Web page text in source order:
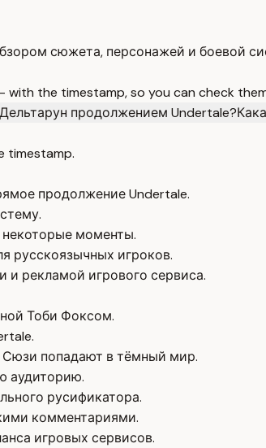
сюжета, персонажей и боевой
the timestamp, so you can check
продолжением Undertale?
timestamp.
продолжение Undertale.
моменты.
русскоязычных игроков.
рекламой игрового сервиса.
Тоби Фоксом.
попадают в тёмный мир.
аудиторию.
русификатора.
комментариями.
игровых сервисов.